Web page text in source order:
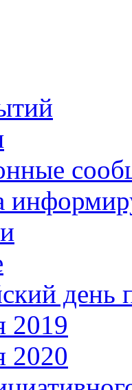
день
2019
2020